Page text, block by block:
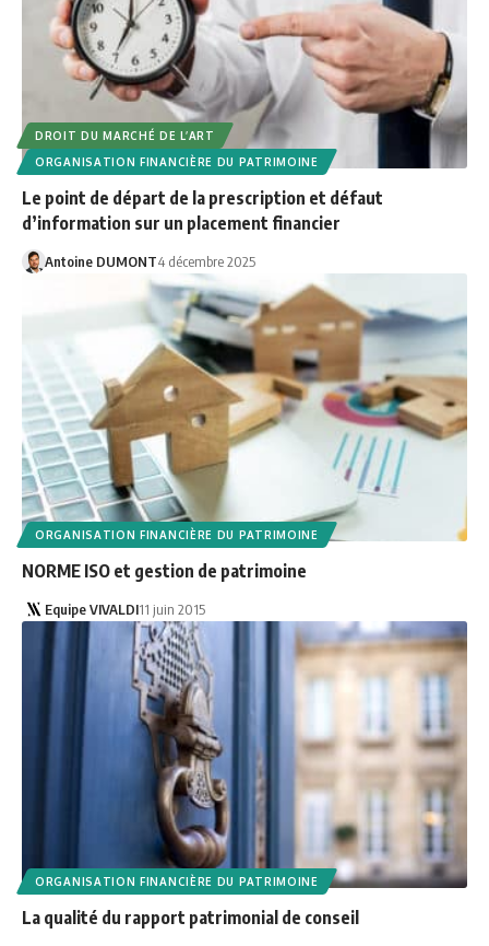
DROIT DU MARCHÉ DE L’ART
ORGANISATION FINANCIÈRE DU PATRIMOINE
Le point de départ de la prescription et défaut
d’information sur un placement financier
Antoine DUMONT4 décembre 2025
ORGANISATION FINANCIÈRE DU PATRIMOINE
NORME ISO et gestion de patrimoine
Equipe VIVALDI11 juin 2015
ORGANISATION FINANCIÈRE DU PATRIMOINE
La qualité du rapport patrimonial de conseil